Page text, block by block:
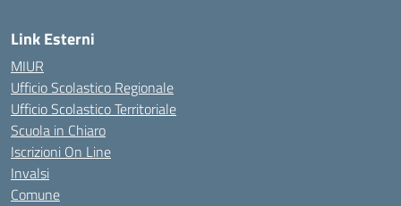
Link Esterni
MIUR
Ufficio Scolastico Regionale
Ufficio Scolastico Territoriale
Scuola in Chiaro
Iscrizioni On Line
Invalsi
Comune